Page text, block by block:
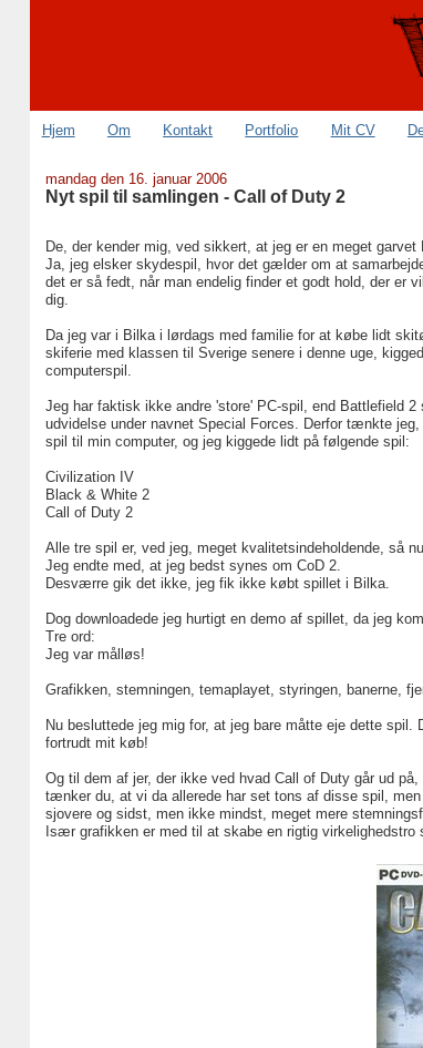
Hjem Om Kontakt Portfolio Mit CV
mandag den 16. januar 2006
Nyt spil til samlingen - Call of Duty 2
De, der kender mig, ved sikkert, at jeg er en meget garvet
Ja, jeg elsker skydespil, hvor det gælder om at
det er så fedt, når man endelig finder et godt hold, der er
dig.
Da jeg var i Bilka i lørdags med familie for at købe lidt
skiferie med klassen til Sverige senere i denne uge,
computerspil.
Jeg har faktisk ikke andre 'store' PC-spil, end Battlefield 2
udvidelse under navnet Special Forces. Derfor tænkte
spil til min computer, og jeg kiggede lidt på følgende spil:
Civilization IV
Black & White 2
Call of Duty 2
Alle tre spil er, ved jeg, meget kvalitetsindeholdende, så
Jeg endte med, at jeg bedst synes om CoD 2.
Desværre gik det ikke, jeg fik ikke købt spillet i Bilka.
Dog downloadede jeg hurtigt en demo af spillet, da jeg
Tre ord:
Jeg var målløs!
Grafikken, stemningen, temaplayet, styringen, banerne,
Nu besluttede jeg mig for, at jeg bare måtte eje dette
fortrudt mit køb!
Og til dem af jer, der ikke ved hvad Call of Duty går ud
tænker du, at vi da allerede har set tons af disse spil,
sjovere og sidst, men ikke mindst, meget mere
Især grafikken er med til at skabe en rigtig